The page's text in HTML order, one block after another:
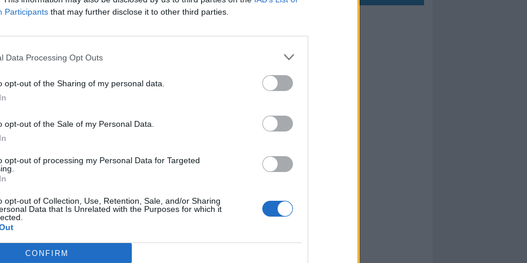
Participants that may further disclose it to other third parties.
Data Processing Opt Outs
opt-out of the Sharing of my personal data.
opt-out of the Sale of my Personal Data.
opt-out of processing my Personal Data for Targeted
opt-out of Collection, Use, Retention, Sale, and/or Sharing
Data that Is Unrelated with the Purposes for which it
CONFIRM
a Trump, certo, ma senza farsi
fallimenti europei. Scusate, ma è colpa
l'Europa non ha nessuna difesa? -
rispetto ai progressi tecnologici?.
sistemi satellitari? Se non abbiamo
è numerosa, abbastanza da far cogliere
Usa, nella sue criticità e nei
discutibili, non è comunque il
ai problemi dell'Europa di
nel suo supper criticabile modo di
di influenza Usa e occidentale,